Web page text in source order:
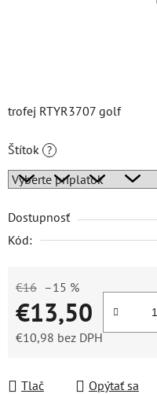
trofej RTYR3707 golf
Štítok ?
Dostupnosť
Kód:
€16 –15 %
€13,50
€10,98 bez DPH
Tlač Opýtať sa